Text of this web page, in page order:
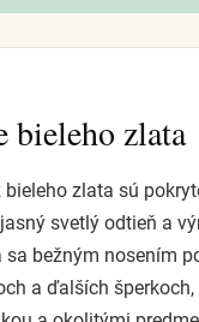
bieleho zlata
bieleho zlata sú
svetlý odtieň a
sa bežným nosením
a ďalších